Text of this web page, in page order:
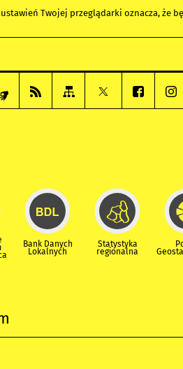
Twojej przeglądarki oznacza, że
Bank Danych
Lokalnych
Statystyka
regionalna